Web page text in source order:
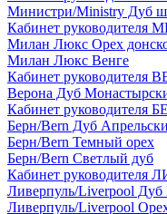
Министри/Ministry Дуб
Кабинет
Милан Люкс Орех
Милан Люкс Венге
Кабинет руководителя
Верона Дуб
Кабинет руководителя
Берн/Bern Дуб
Берн/Bern Темный орех
Берн/Bern Светлый дуб
Кабинет
Ливерпуль/Liverpool
Ливерпуль/Liverpool